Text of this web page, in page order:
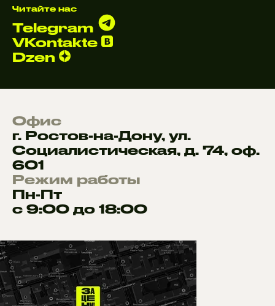
Читайте нас
Telegram
VKontakte
Dzen
Офис
г. Ростов-на-Дону, ул.
Социалистическая, д. 74, оф.
601
Режим работы
Пн-Пт
с 9:00 до 18:00